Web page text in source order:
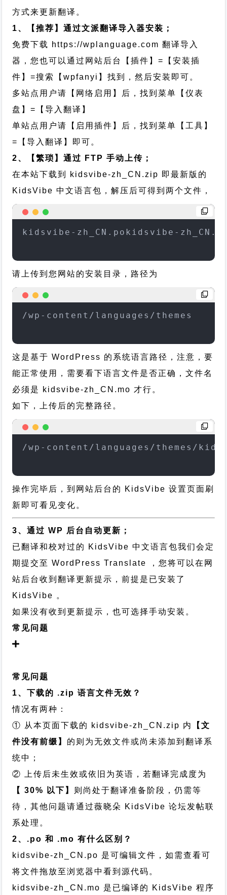
方式来更新翻译。
1、【推荐】通过文派翻译导入器安装；
免费下载 https://wplanguage.com 翻译导入
器，您也可以通过网站后台【插件】=【安装插
件】=搜索【wpfanyi】找到，然后安装即可。
多站点用户请【网络启用】后，找到菜单【仪表
盘】=【导入翻译】
单站点用户请【启用插件】后，找到菜单【工具】
=【导入翻译】即可。
2、【繁琐】通过 FTP 手动上传；
在本站下载到 kidsvibe-zh_CN.zip 即最新版的
KidsVibe 中文语言包，解压后可得到两个文件，
kidsvibe-zh_CN.pokidsvibe-
请上传到您网站的安装目录，路径为
/wp-content/languages/themes
这是基于 WordPress 的系统语言路径，注意，要
能正常使用，需要看下语言文件是否正确，文件名
必须是 kidsvibe-zh_CN.mo 才行。
如下，上传后的完整路径。
/wp-content/languages/themes/
操作完毕后，到网站后台的 KidsVibe 设置页面刷
新即可看见变化。
3、通过 WP 后台自动更新；
已翻译和校对过的 KidsVibe 中文语言包我们会定
期提交至 WordPress Translate ，您将可以在网
站后台收到翻译更新提示，前提是已安装了
KidsVibe 。
如果没有收到更新提示，也可选择手动安装。
常见问题
常见问题
1、下载的 .zip 语言文件无效？
情况有两种：
① 从本页面下载的 kidsvibe-zh_CN.zip 内
【文
件没有前缀】 的则为无效文件或尚未添加到翻译系
统中；
② 上传后未生效或依旧为英语，若翻译完成度为
【 30% 以下】 则尚处于翻译准备阶段，仍需等
待，其他问题请通过薇晓朵 KidsVibe 论坛发帖联
系处理。
2、.po 和 .mo 有什么区别？
kidsvibe-zh_CN.po 是可编辑文件，如需查看可
将文件拖放至浏览器中看到源代码。
kidsvibe-zh_CN.mo 是已编译的 KidsVibe 程序